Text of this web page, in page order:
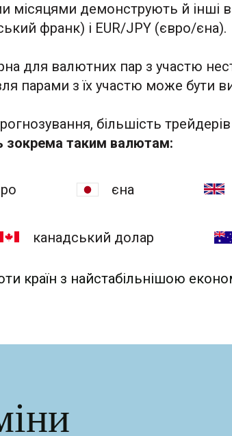
місяцями демонструють й інші
франк) і EUR/JPY (євро/єна).
для валютних пар з участю
парами з їх участю може бути
більшість
зокрема таким валютам:
єна
канадський долар
країн з найстабільнішою